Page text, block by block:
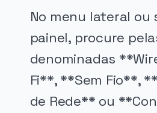
No menu lateral ou
painel, procure
denominadas
Fi**, **Sem Fio**,
de Rede** ou